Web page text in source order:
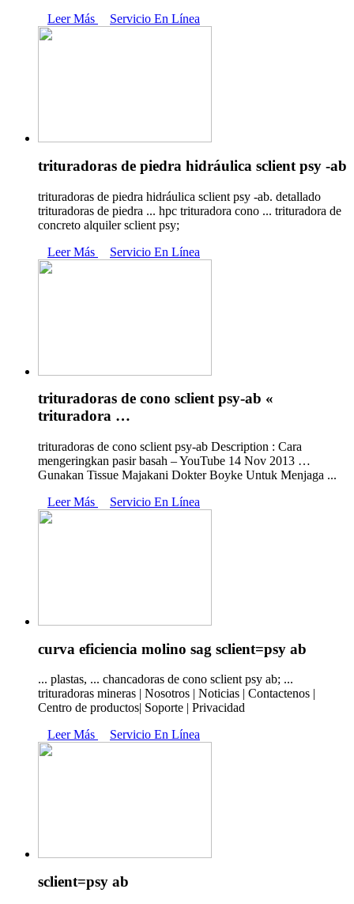
Leer Más
Servicio En Línea
trituradoras de piedra hidráulica sclient psy -ab
trituradoras de piedra hidráulica sclient psy -ab. detallado
trituradoras de piedra ... hpc trituradora cono ... trituradora de
concreto alquiler sclient psy;
Leer Más
Servicio En Línea
trituradoras de cono sclient psy-ab «
trituradora …
trituradoras de cono sclient psy-ab Description : Cara
mengeringkan pasir basah – YouTube 14 Nov 2013 …
Gunakan Tissue Majakani Dokter Boyke Untuk Menjaga ...
Leer Más
Servicio En Línea
curva eficiencia molino sag sclient=psy ab
... plastas, ... chancadoras de cono sclient psy ab; ...
trituradoras mineras | Nosotros | Noticias | Contactenos |
Centro de productos| Soporte | Privacidad
Leer Más
Servicio En Línea
sclient=psy ab